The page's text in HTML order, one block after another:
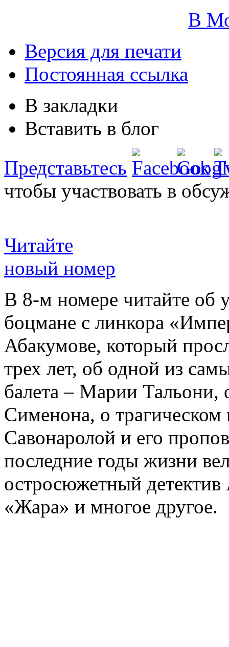
В
Версия для печати
Постоянная ссылка
В закладки
Вставить в блог
Представьтесь
чтобы участвовать в
Читайте
новый номер
В 8-м номере читайте об
боцмане с линкора
Абакумове, который
трех лет, об одной из
балета – Марии
Сименона, о трагическом
Савонаролой и его
последние годы жизни
остросюжетный детектив
«Жара» и многое другое.